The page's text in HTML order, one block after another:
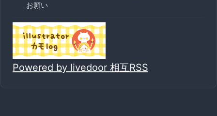
お願い
Powered by livedoor 相互RSS